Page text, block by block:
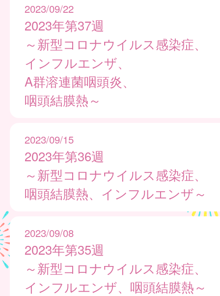
2023/09/22
2023年第37週
～新型コロナウイルス感染症、
インフルエンザ、
A群溶連菌咽頭炎、
咽頭結膜熱～
2023/09/15
2023年第36週
～新型コロナウイルス感染症、
咽頭結膜熱、インフルエンザ～
2023/09/08
2023年第35週
～新型コロナウイルス感染症、
インフルエンザ、咽頭結膜熱～